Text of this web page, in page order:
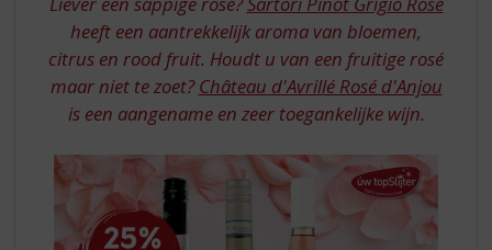
heeft een aantrekkelijk aroma van bloemen,
citrus en rood fruit. Houdt u van een fruitige rosé
maar niet te zoet?Château d'Avrillé Rosé d'Anjou
is een aangename en zeer toegankelijke wijn.